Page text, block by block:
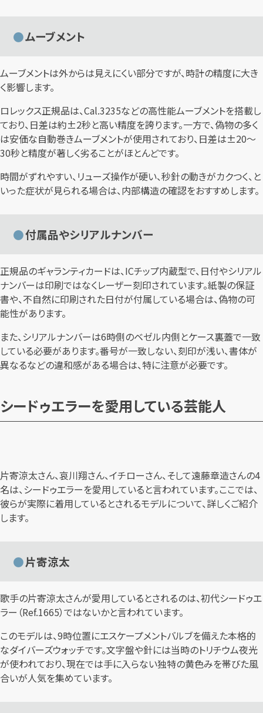
ムーブメント
ムーブメントは外からは見えにくい部分ですが、時計の精度に大き
く影響します。
ロレックス正規品は、Cal.3235などの高性能ムーブメントを搭載し
ており、日差は約±2秒と高い精度を誇ります。一方で、偽物の多く
は安価な自動巻きムーブメントが使用されており、日差は±20〜
30秒と精度が著しく劣ることがほとんどです。
時間がずれやすい、リューズ操作が硬い、秒針の動きがカクつく、と
いった症状が見られる場合は、内部構造の確認をおすすめします。
付属品やシリアルナンバー
正規品のギャランティカードは、ICチップ内蔵型で、日付やシリアル
ナンバーは印刷ではなくレーザー刻印されています。紙製の保証
書や、不自然に印刷された日付が付属している場合は、偽物の可
能性があります。
また、シリアルナンバーは6時側のベゼル内側とケース裏蓋で一致
している必要があります。番号が一致しない、刻印が浅い、書体が
異なるなどの違和感がある場合は、特に注意が必要です。
シードゥエラーを愛用している芸能人
片寄涼太さん、哀川翔さん、イチローさん、そして遠藤章造さんの4
名は、シードゥエラーを愛用していると言われています。ここでは、
彼らが実際に着用しているとされるモデルについて、詳しくご紹介
します。
片寄涼太
歌手の片寄涼太さんが愛用しているとされるのは、初代シードゥエ
ラー（Ref.1665）ではないかと言われています。
このモデルは、9時位置にエスケープメントバルブを備えた本格的
なダイバーズウォッチです。文字盤や針には当時のトリチウム夜光
が使われており、現在では手に入らない独特の黄色みを帯びた風
合いが人気を集めています。